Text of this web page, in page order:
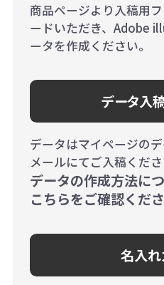
商品ページより入稿用
ードいただき、Adobe
ータを作成ください。
データ入
データはマイページの
メールにてご入稿くださ
データの作成方法に
こちらをご確認くださ
名入れ